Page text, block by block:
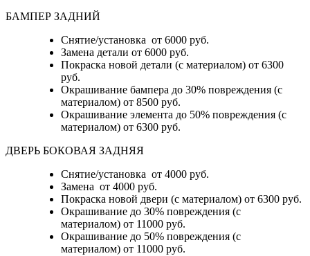
БАМПЕР ЗАДНИЙ
Снятие/установка от 6000 руб.
Замена детали от 6000 руб.
Покраска новой детали (с материалом) от 6300
руб.
Окрашивание бампера до 30% повреждения (с
материалом) от 8500 руб.
Окрашивание элемента до 50% повреждения (с
материалом) от 6300 руб.
ДВЕРЬ БОКОВАЯ ЗАДНЯЯ
Снятие/установка от 4000 руб.
Замена от 4000 руб.
Покраска новой двери (с материалом) от 6300 руб.
Окрашивание до 30% повреждения (с
материалом) от 11000 руб.
Окрашивание до 50% повреждения (с
материалом) от 11000 руб.